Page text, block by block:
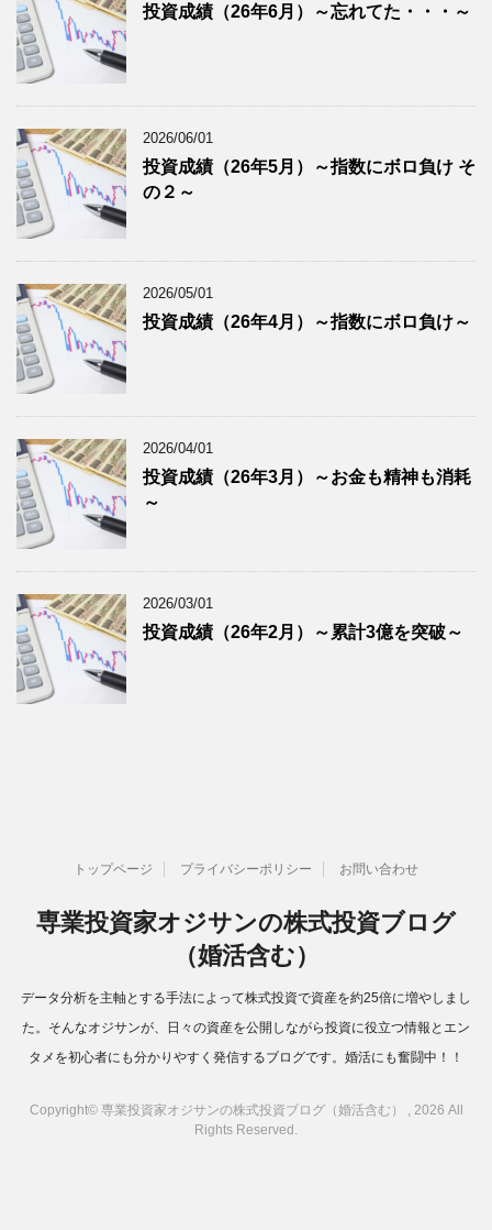
投資成績（26年6月）～忘れてた・・・～
2026/06/01
投資成績（26年5月）～指数にボロ負け そ
の２～
2026/05/01
投資成績（26年4月）～指数にボロ負け～
2026/04/01
投資成績（26年3月）～お金も精神も消耗
～
2026/03/01
投資成績（26年2月）～累計3億を突破～
トップページ プライバシーポリシー お問い合わせ
専業投資家オジサンの株式投資ブログ
（婚活含む）
データ分析を主軸とする手法によって株式投資で資産を約25倍に増やしまし
た。そんなオジサンが、日々の資産を公開しながら投資に役立つ情報とエン
タメを初心者にも分かりやすく発信するブログです。婚活にも奮闘中！！
Copyright© 専業投資家オジサンの株式投資ブログ（婚活含む） , 2026 All
Rights Reserved.